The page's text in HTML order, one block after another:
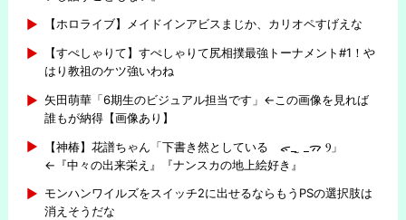
【ホロライブ】メイドインアビスまじか、カリオペすげえな
【すぺしゃりて】すぺしゃりて尻相撲最強トーナメント#1！や
はり教祖のケツ強いわね
矢田萌華「6期生のビジュアル担当です」←この画像を見れば
誰もが納得【画像あり】
【神椿】花譜ちゃん「下書き然としている ᯠ_ ̫ _ᯄ Ⳋ」
←『中々の出来栄え』『ナンスカの地上絵好き』
モンハンワイルズをスイッチ2に出せるならもうPSの選択肢は
消えそうだな